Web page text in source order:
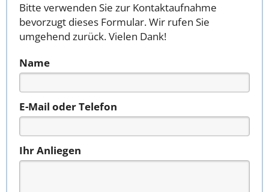
Bitte verwenden Sie zur Kontaktaufnahme
bevorzugt dieses Formular. Wir rufen Sie
umgehend zurück. Vielen Dank!
Name
E-Mail oder Telefon
Ihr Anliegen